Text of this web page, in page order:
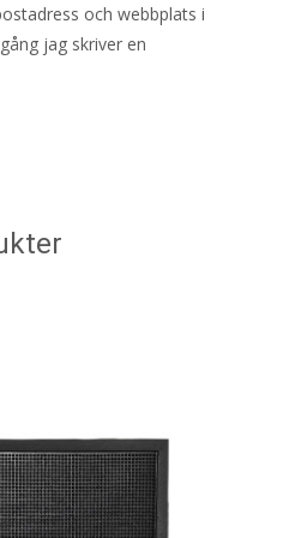
och webbplats i
jag skriver en